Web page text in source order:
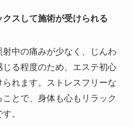
スして施術が受けられる
中の痛みが少なく、じんわ
じる程度のため、エステ初心
れます。ストレスフリーな
とで、身体も心もリラック
。